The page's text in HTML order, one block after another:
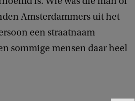
Amsterdammers uit het
een straatnaam
sommige mensen daar heel